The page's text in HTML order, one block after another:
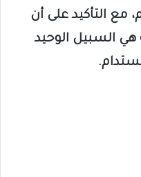
التأكيد على أن
السبيل الوحيد